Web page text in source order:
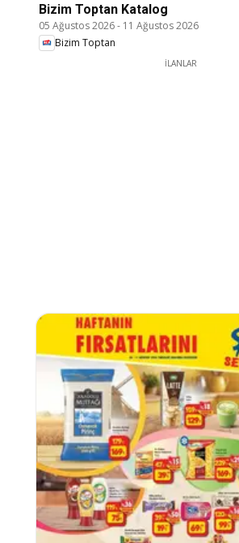
Bizim Toptan Katalog
05 Ağustos 2026- 11 Ağustos 2026
Bizim Toptan
İLANLAR